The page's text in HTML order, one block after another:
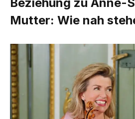
Mutter: Wie nah